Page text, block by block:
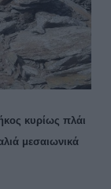
κυρίως πλάι
μεσαιωνικά